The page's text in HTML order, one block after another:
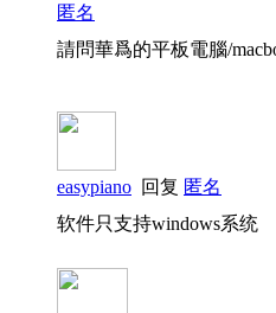
匿名
請問華爲的平板電腦/
easypiano 回复 匿名
软件只支持windows系统